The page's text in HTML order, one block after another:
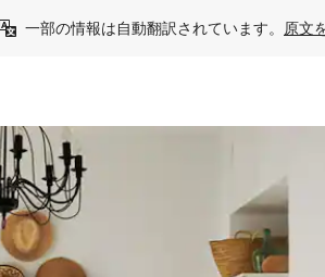
一部の情報は自動翻訳されています。 原文